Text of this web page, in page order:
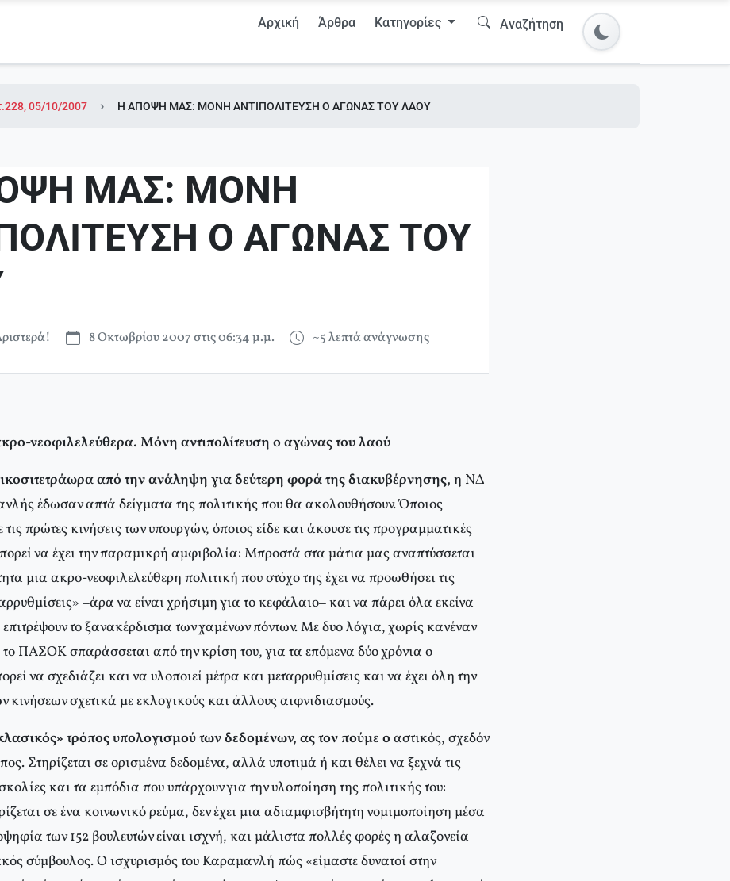
Αρχική Άρθρα Κατηγορίες Αναζήτηση
05/10/2007 Η ΑΠΟΨΗ ΜΑΣ: ΜΟΝΗ ΑΝΤΙΠΟΛΙΤΕΥΣΗ Ο ΑΓΩΝΑΣ ΤΟΥ ΛΑΟΥ
ΜΑΣ: ΜΟΝΗ
Ο ΑΓΩΝΑΣ ΤΟΥ
8 Οκτωβρίου 2007 στις 06:34 μ.μ. ~5 λεπτά ανάγνωσης
νεοφιλελεύθερα. Μόνη αντιπολίτευση ο αγώνας του λαού
από την ανάληψη για δεύτερη φορά της διακυβέρνησης,η ΝΔ
έδωσαν απτά δείγματα της πολιτικής που θα ακολουθήσουν. Όποιος
πρώτες κινήσεις των υπουργών, όποιος είδε και άκουσε τις προγραμματικές
να έχει την παραμικρή αμφιβολία: Μπροστά στα μάτια μας αναπτύσσεται
μια ακρο-νεοφιλελεύθερη πολιτική που στόχο της έχει να προωθήσει τις
–άρα να είναι χρήσιμη για το κεφάλαιο– και να πάρει όλα εκείνα
το ξανακέρδισμα των χαμένων πόντων. Με δυο λόγια, χωρίς κανέναν
ΠΑΣΟΚ σπαράσσεται από την κρίση του, για τα επόμενα δύο χρόνια ο
να σχεδιάζει και να υλοποιεί μέτρα και μεταρρυθμίσεις και να έχει όλη την
κινήσεων σχετικά με εκλογικούς και άλλους αιφνιδιασμούς.
τρόπος υπολογισμού των δεδομένων, ας τον πούμε οαστικός, σχεδόν
Στηρίζεται σε ορισμένα δεδομένα, αλλά υποτιμά ή και θέλει να ξεχνά τις
και τα εμπόδια που υπάρχουν για την υλοποίηση της πολιτικής του:
σε ένα κοινωνικό ρεύμα, δεν έχει μια αδιαμφισβήτητη νομιμοποίηση μέσα
των 152 βουλευτών είναι ισχνή, και μάλιστα πολλές φορές η αλαζονεία
σύμβουλος. Ο ισχυρισμός του Καραμανλή πώς «είμαστε δυνατοί στην